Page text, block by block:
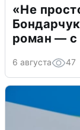
«Не
роман — с
6 августа 47